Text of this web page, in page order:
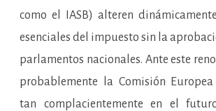
como el IASB) alteren
esenciales del impuesto sin la
parlamentos nacionales. Ante este
probablemente la Comisión
tan complacientemente en el